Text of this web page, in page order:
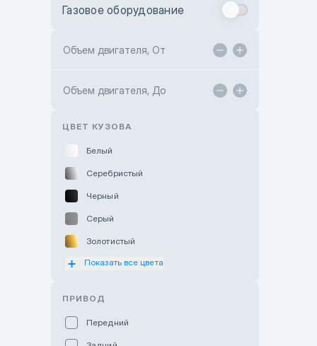
Toyota Kokshetau
Hyundai ShymCity
Газовое оборудование
Объем двигателя, От
Объем двигателя, До
ЦВЕТ КУЗОВА
Белый
Серебристый
Черный
Серый
Золотистый
Оранжевый
Показать все цвета
ПРИВОД
Передний